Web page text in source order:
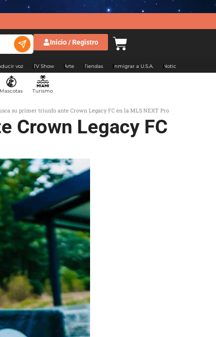
Inicio / Registro
voz TV Show Arte Tiendas Inmigrar a U.S.A. Noticias Argentina
Mascotas Turismo
su primer triunfo ante Crown Legacy FC en la MLS NEXT Pro
Crown Legacy FC